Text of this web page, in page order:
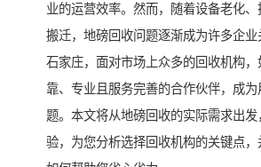
业的运营效率。然而，随着设备老化
搬迁，地磅回收问题逐渐成为许多企
石家庄，面对市场上众多的回收机构，
靠、专业且服务完善的合作伙伴，成
题。本文将从地磅回收的实际需求出
验，为您分析选择回收机构的关键点